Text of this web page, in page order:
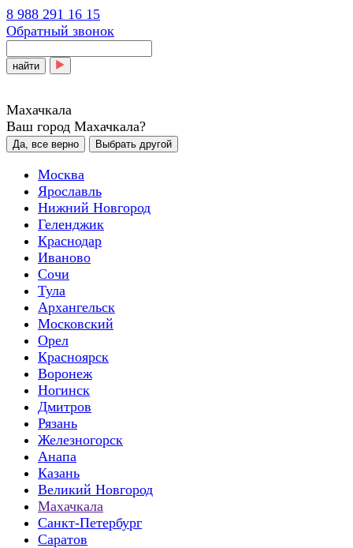
8 988 291 16 15
Обратный звонок
найти
Махачкала
Ваш город Махачкала?
Да, все верно Выбрать другой
Москва
Ярославль
Нижний Новгород
Геленджик
Краснодар
Иваново
Сочи
Тула
Архангельск
Московский
Орел
Красноярск
Воронеж
Ногинск
Дмитров
Рязань
Железногорск
Анапа
Казань
Великий Новгород
Махачкала
Санкт-Петербург
Саратов